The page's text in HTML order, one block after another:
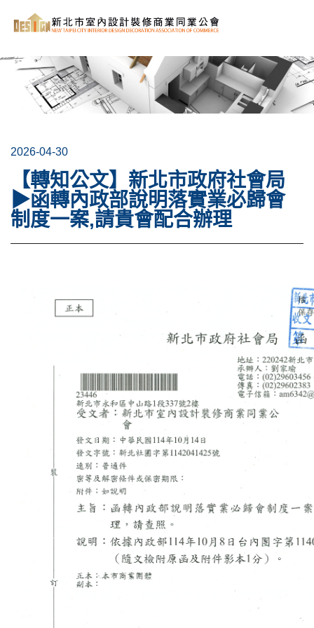
2026-04-30
【轉知公文】新北市政府社會局
▶函轉內政部說明落實業必歸會
制度一案,請貴會配合辦理